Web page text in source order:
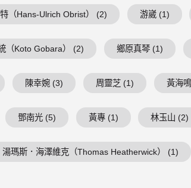
（Hans-Ulrich Obrist） (2) 游崴 (1)
（Koto Gobara） (2) 鄉原真琴 (1)
陳幸婉 (3) 周靈芝 (1) 黃海
鄧南光 (5) 黃專 (1) 林玉山 (2)
湯瑪斯．海澤維克（Thomas Heatherwick） (1)